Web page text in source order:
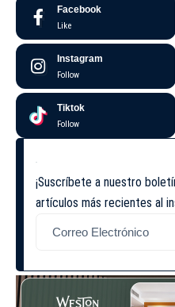
Facebook
Like
Instagram
Follow
Tiktok
Follow
¡Suscríbete a nuestro
artículos más recientes al